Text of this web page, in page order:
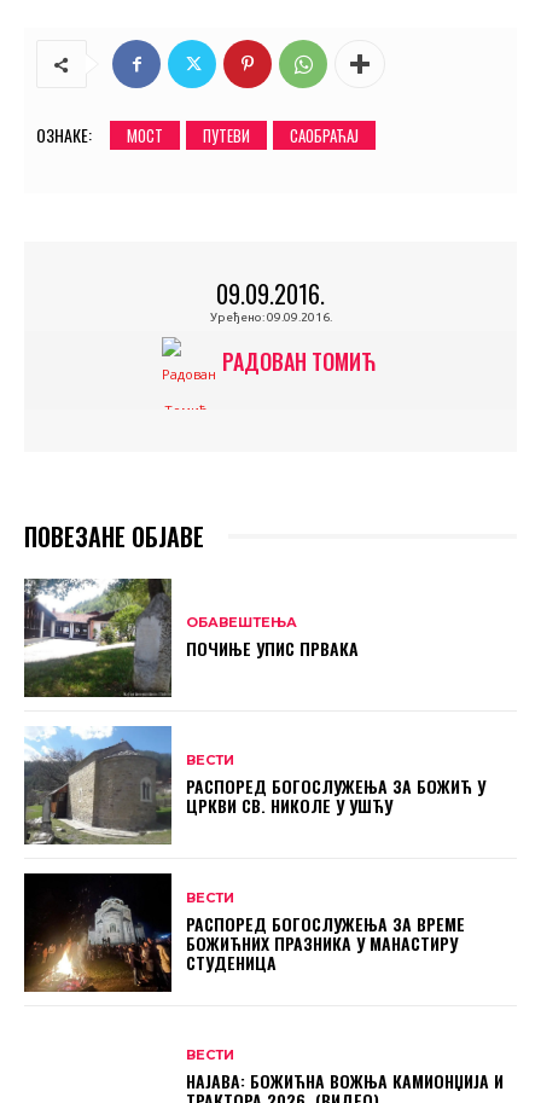
ОЗНАКЕ: МОСТ ПУТЕВИ САОБРАЋАЈ
09.09.2016.
Уређено: 09.09.2016.
РАДОВАН ТОМИЋ
ПОВЕЗАНЕ ОБЈАВЕ
ОБАВЕШТЕЊА
ПОЧИЊЕ УПИС ПРВАКА
ВЕСТИ
РАСПОРЕД БОГОСЛУЖЕЊА ЗА БОЖИЋ У
ЦРКВИ СВ. НИКОЛЕ У УШЋУ
ВЕСТИ
РАСПОРЕД БОГОСЛУЖЕЊА ЗА ВРЕМЕ
БОЖИЋНИХ ПРАЗНИКА У МАНАСТИРУ
СТУДЕНИЦА
ВЕСТИ
НАЈАВА: БОЖИЋНА ВОЖЊА КАМИОНЏИЈА И